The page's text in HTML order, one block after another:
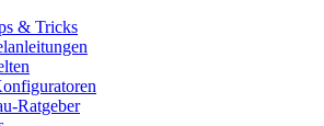
& Tricks
Ratgeber